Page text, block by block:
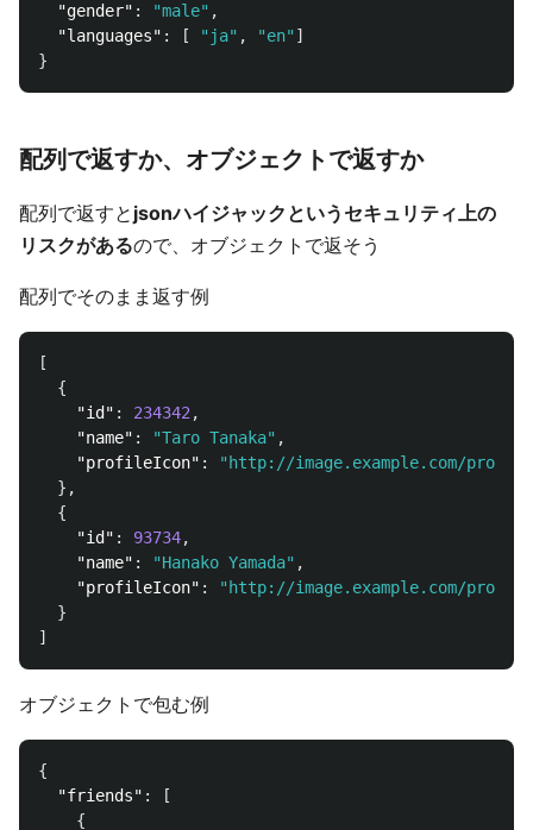
"gender" : "male" ,
"languages" : [ "ja" , "en" ]
}
配列で返すか、オブジェクトで返すか
配列で返すと jsonハイジャックというセキュリティ上の
リスクがあるので、オブジェクトで返そう
配列でそのまま返す例
[
{
"id" : 234342 ,
"name" : "Taro Tanaka" ,
"profileIcon" :
"http://image.example.com/
},
{
"id" : 93734,
"name" : "Hanako Yamada" ,
"profileIcon" :
"http://image.example.com/
}
]
オブジェクトで包む例
{
"friends" :
[
{